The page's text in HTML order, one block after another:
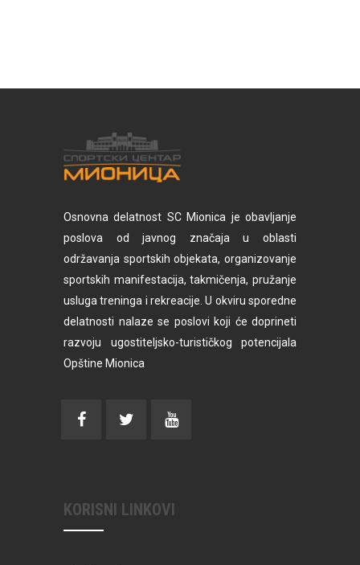
Osnovna delatnost SC Mionica je obavljanje
poslova od javnog značaja u oblasti
održavanja sportskih objekata, organizovanje
sportskih manifestacija, takmičenja, pružanje
usluga treninga i rekreacije. U okviru sporedne
delatnosti nalaze se poslovi koji će doprineti
razvoju ugostiteljsko-turističkog potencijala
Opštine Mionica
KORISNI LINKOVI